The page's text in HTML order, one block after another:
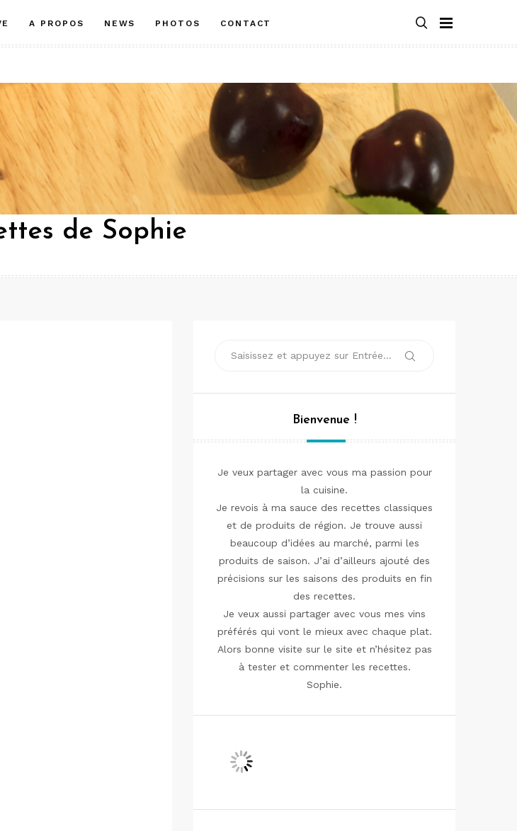
A PROPOS NEWS PHOTOS CONTACT
de Sophie
Rechercher
Bienvenue !
Je veux partager avec vous ma passion pour
la cuisine.
Je revois à ma sauce des recettes classiques
et de produits de région. Je trouve aussi
beaucoup d’idées au marché, parmi les
produits de saison. J’ai d’ailleurs ajouté des
précisions sur les saisons des produits en fin
des recettes.
Je veux aussi partager avec vous mes vins
préférés qui vont le mieux avec chaque plat.
Alors bonne visite sur le site et n’hésitez pas
à tester et commenter les recettes.
Sophie.